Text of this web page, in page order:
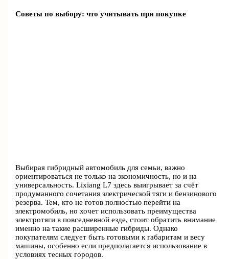
Советы по выбору: что учитывать при покупке
Выбирая гибридный автомобиль для семьи, важно
ориентироваться не только на экономичность, но и на
универсальность. Lixiang L7 здесь выигрывает за счёт
продуманного сочетания электрической тяги и бензинового
резерва. Тем, кто не готов полностью перейти на
электромобиль, но хочет использовать преимущества
электротяги в повседневной езде, стоит обратить внимание
именно на такие расширенные гибриды. Однако
покупателям следует быть готовыми к габаритам и весу
машины, особенно если предполагается использование в
условиях тесных городов.